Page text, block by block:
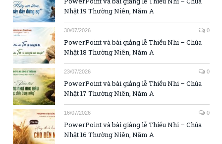
Nhật 19 Thường Niên, Năm A
30/07/2026 0
PowerPoint và bài giảng lễ Thiếu Nhi – Chúa
Nhật 18 Thường Niên, Năm A
23/07/2026 0
PowerPoint và bài giảng lễ Thiếu Nhi – Chúa
Nhật 17 Thường Niên, Năm A
16/07/2026 0
PowerPoint và bài giảng lễ Thiếu Nhi – Chúa
Nhật 16 Thường Niên, Năm A